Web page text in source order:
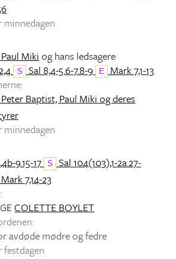
Miki og hans ledsagere
S Sal 8,4-5.6-7.8-9 E
Mark 7,1-13
Baptist, Paul Miki og deres
9.15-17 S
Sal 104(103),1-2a.27-
Mark 7,14-23
COLETTE BOYLET
avdøde mødre og fedre